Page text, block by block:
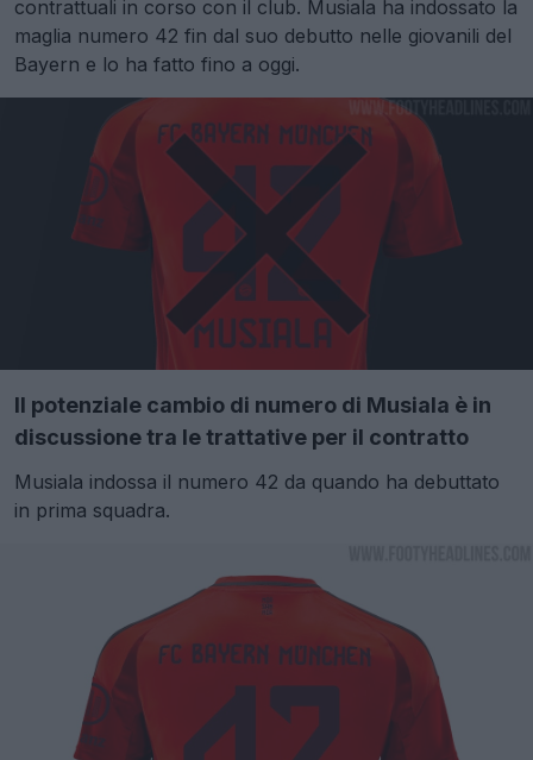
contrattuali in corso con il club. Musiala ha indossato la
maglia numero 42 fin dal suo debutto nelle giovanili del
Bayern e lo ha fatto fino a oggi.
Il potenziale cambio di numero di Musiala è in
discussione tra le trattative per il contratto
Musiala indossa il numero 42 da quando ha debuttato
in prima squadra.